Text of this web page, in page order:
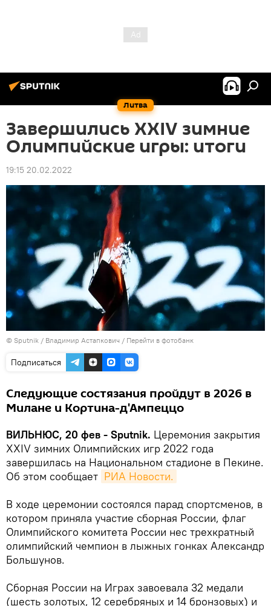
Литва
Завершились XXIV зимние
Олимпийские игры: итоги
19:15 20.02.2022
© Sputnik / Владимир Астапкович / Перейти в фотобанк
Подписаться
Следующие состязания пройдут в 2026 в
Милане и Кортина-д'Ампеццо
ВИЛЬНЮС, 20 фев - Sputnik. Церемония закрытия
XXIV зимних Олимпийских игр 2022 года
завершилась на Национальном стадионе в Пекине.
Об этом сообщает РИА Новости.
В ходе церемонии состоялся парад спортсменов, в
котором приняла участие сборная России, флаг
Олимпийского комитета России нес трехкратный
олимпийский чемпион в лыжных гонках Александр
Большунов.
Сборная России на Играх завоевала 32 медали
(шесть золотых, 12 серебряных и 14 бронзовых) и